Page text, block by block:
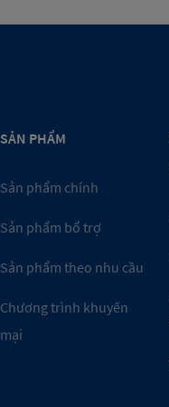
SẢN PHẨM
Sản phẩm chính
Sản phẩm bổ trợ
Sản phẩm theo nhu cầu
Chương trình khuyến
mại